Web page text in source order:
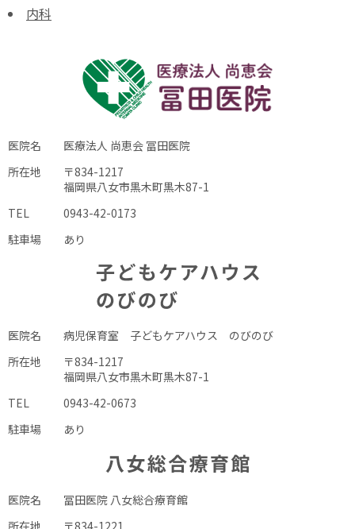
内科
医院名
医療法人 尚恵会 冨田医院
所在地
〒834-1217
福岡県八女市黒木町黒木87-1
TEL
0943-42-0173
駐車場
あり
医院名
病児保育室 子どもケアハウス のびのび
所在地
〒834-1217
福岡県八女市黒木町黒木87-1
TEL
0943-42-0673
駐車場
あり
医院名
冨田医院 八女総合療育館
所在地
〒834-1221